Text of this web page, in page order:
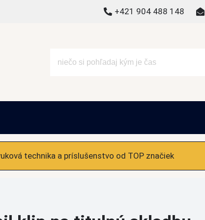
+421 904 488 148
technika a príslušenstvo od TOP značiek